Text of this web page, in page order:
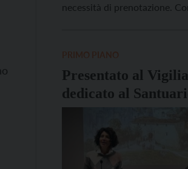
necessità di prenotazione.
Presentato al
dedicato al
Romedio